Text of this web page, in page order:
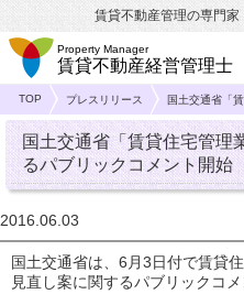
賃貸不動産管理の専門家
Property Manager
賃貸不動産経営管理士
TOP プレスリリース 国土交通省「
国土交通省「賃貸住宅管理
るパブリックコメント開始
2016.06.03
国土交通省は、6月3日付で賃貸
見直し案に関するパブリックコメ